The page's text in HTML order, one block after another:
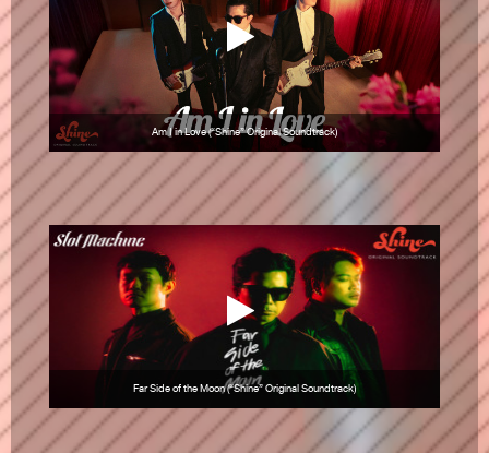
Am I in Love (“Shine” Original Soundtrack)
Far Side of the Moon (“Shine” Original Soundtrack)